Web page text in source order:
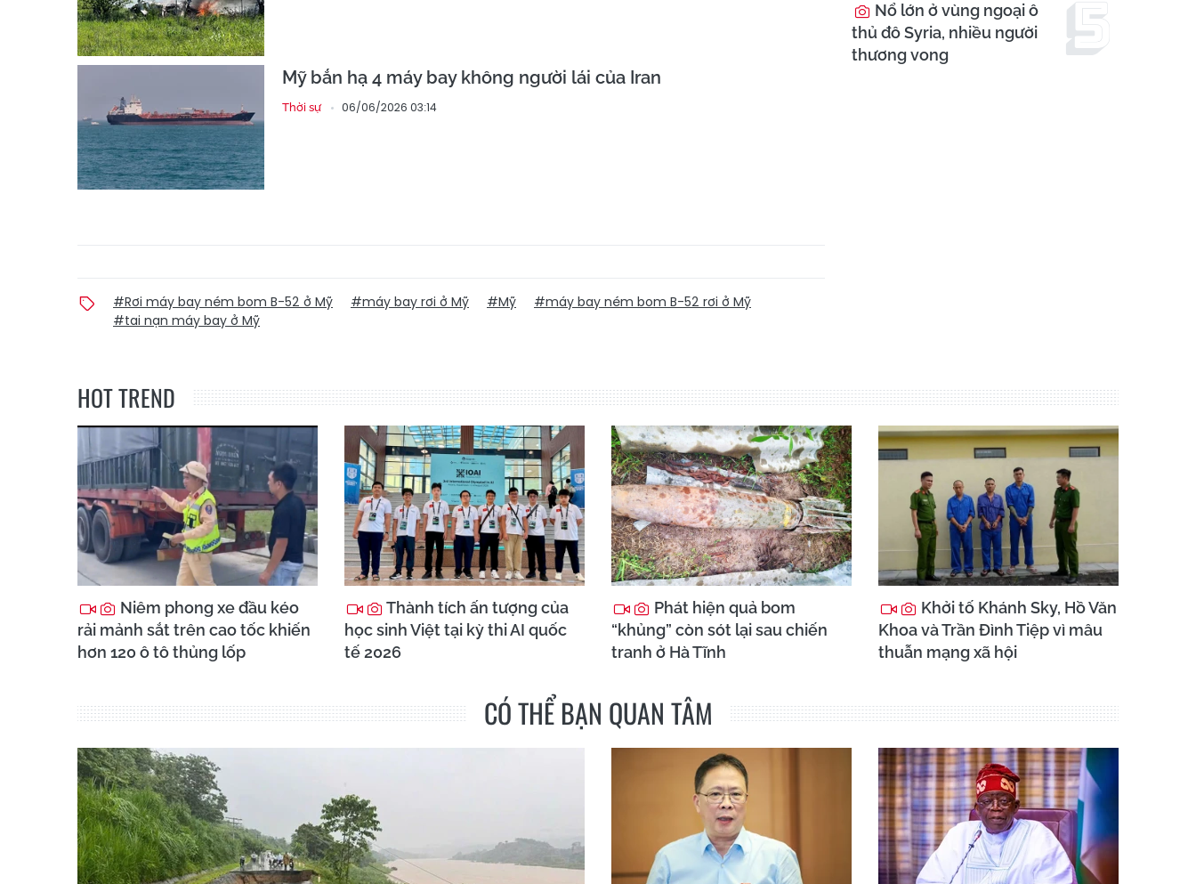
Mỹ bắn hạ 4 máy bay không người lái của Iran
Thời sự 06/06/2026 03:14
#Rơi máy bay ném bom B-52 ở Mỹ #máy bay rơi ở Mỹ #Mỹ
#máy bay ném bom B-52 rơi ở Mỹ
#tai nạn máy bay ở Mỹ
Nổ lớn ở vùng ngoại ô
thủ đô Syria, nhiều người
thương vong
HOT TREND
Niêm phong xe đầu kéo
rải mảnh sắt trên cao tốc khiến
hơn 120 ô tô thủng lốp
Thành tích ấn tượng của
học sinh Việt tại kỳ thi AI quốc
tế 2026
Phát hiện quả bom
“khủng” còn sót lại sau chiến
tranh ở Hà Tĩnh
Khởi tố Khánh Sky, Hồ Văn
Khoa và Trần Đình Tiệp vì mâu
thuẫn mạng xã hội
CÓ THỂ BẠN QUAN TÂM